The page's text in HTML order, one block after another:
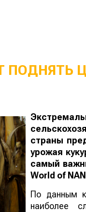
ПОДНЯТЬ
страны
урожая
самый
World of NAN
По данным
наиболее